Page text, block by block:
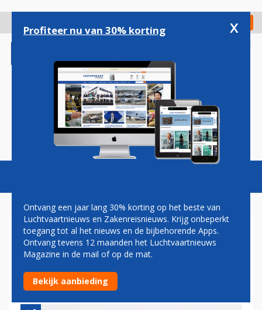
gaan
Check in
Magazine Podcasts Vacatures
VIETNAM AIRLINES
ONTVANGT EERSTE AIRBUS
A321NEO
Profiteer nu van 30% korting x
Ontvang een jaar lang 30% korting op het beste van
Luchtvaartnieuws en Zakenreisnieuws. Krijg onbeperkt
toegang tot al het nieuws en de bijbehorende Apps.
Ontvang tevens 12 maanden het Luchtvaartnieuws
Magazine in de mail of op de mat.
Bekijk aanbieding